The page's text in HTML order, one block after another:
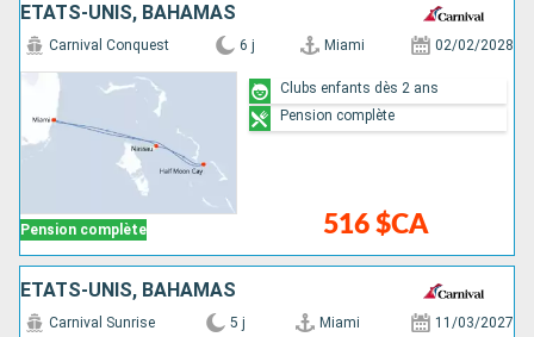
ÉTATS-UNIS, BAHAMAS
Pension complète
Carnival Conquest 6 j Miami 02/02/2028
516 $CA
Clubs enfants dès 2 ans
Pension complète
ÉTATS-UNIS, BAHAMAS
Carnival Sunrise 5 j Miami 11/03/2027